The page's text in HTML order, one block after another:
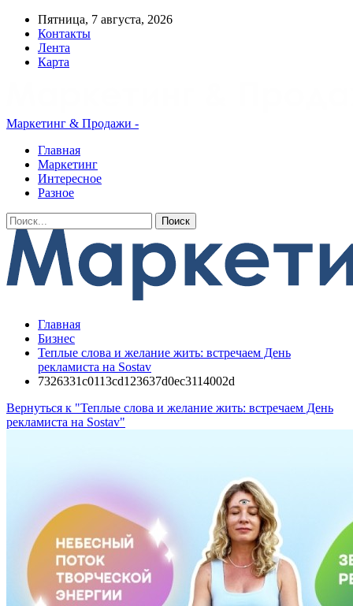
Пятница, 7 августа, 2026
Контакты
Лента
Карта
Маркетинг & Продажи -
Главная
Маркетинг
Интересное
Разное
Главная
Бизнес
Теплые слова и желание жить: встречаем День
рекламиста на Sostav
7326331c0113cd123637d0ec3114002d
Вернуться к "Теплые слова и желание жить: встречаем День
рекламиста на Sostav"